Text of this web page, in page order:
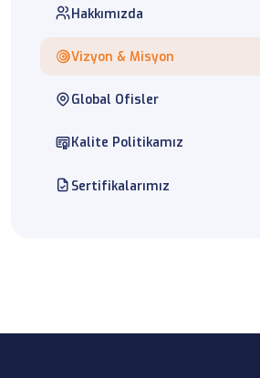
Hakkımızda
Vizyon & Misyon
Global Ofisler
Kalite Politikamız
Sertifikalarımız